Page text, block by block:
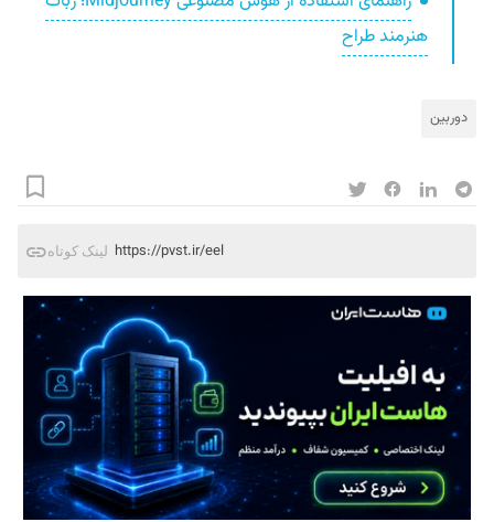
هنرمند طراح
دوربین
لینک کوتاه https://pvst.ir/eel